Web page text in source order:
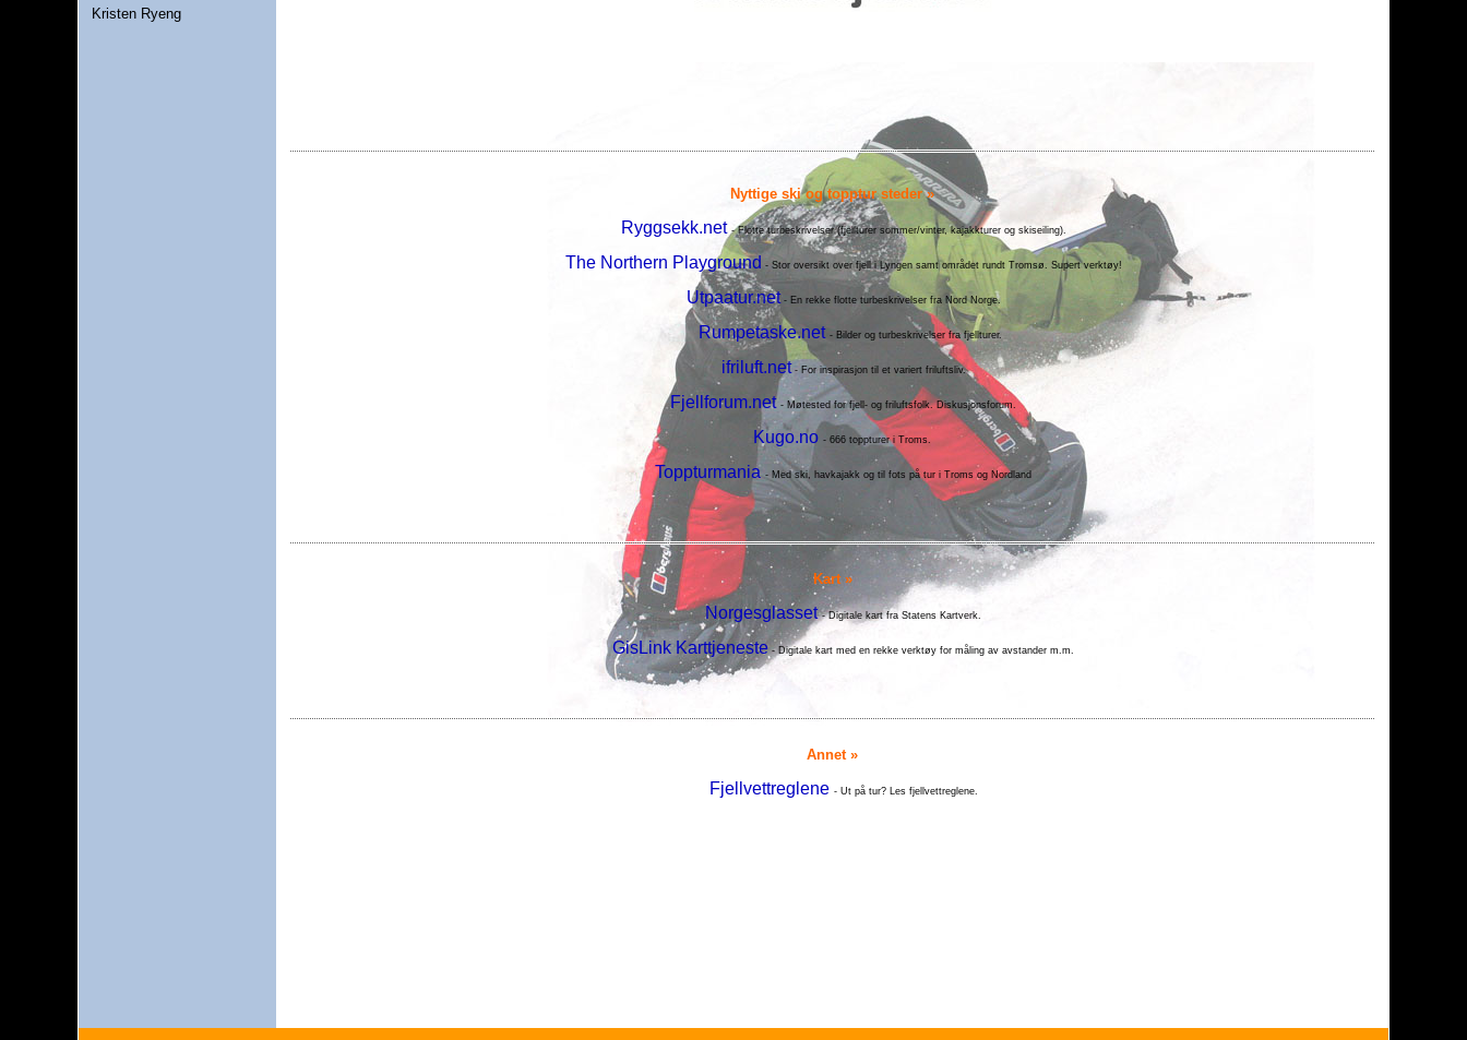
Kristen Ryeng
Nyttige ski og topptur steder »
Ryggsekk.net - Flotte turbeskrivelser (fjellturer sommer/vinter, kajakkturer og skiseiling).
The Northern Playground - Stor oversikt over fjell i Lyngen samt området rundt Tromsø. Supert verktøy!
Utpaatur.net- En rekke flotte turbeskrivelser fra Nord Norge.
Rumpetaske.net - Bilder og turbeskrivelser fra fjellturer.
ifriluft.net- For inspirasjon til et variert friluftsliv.
Fjellforum.net - Møtested for fjell- og friluftsfolk. Diskusjonsforum.
Kugo.no - 666 toppturer i Troms.
Toppturmania - Med ski, havkajakk og til fots på tur i Troms og Nordland
Kart »
Norgesglasset- Digitale kart fra Statens Kartverk.
GisLink Karttjeneste - Digitale kart med en rekke verktøy for måling av avstander m.m.
Annet »
Fjellvettreglene - Ut på tur? Les fjellvettreglene.